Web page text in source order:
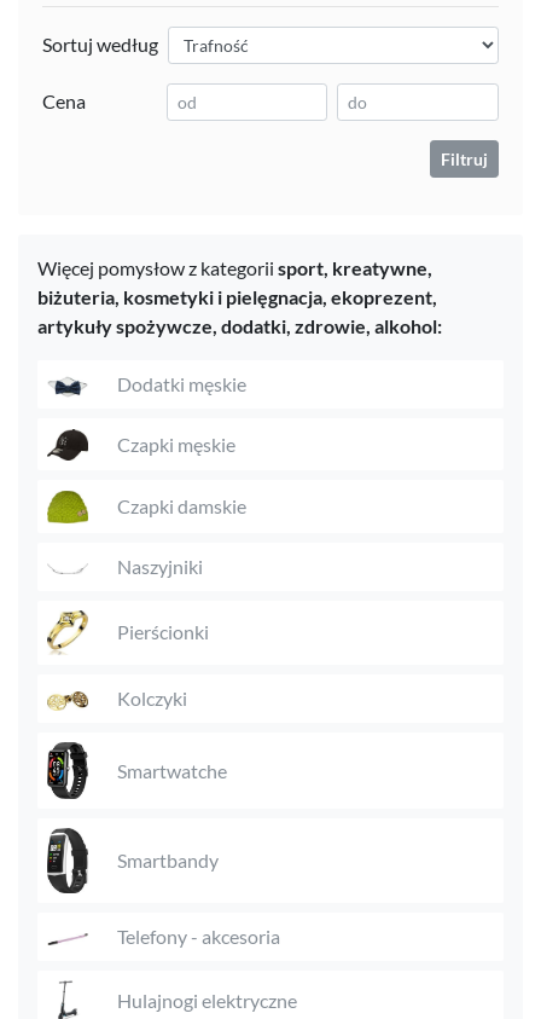
Sortuj według
Cena
Filtruj
Więcej pomysłow z kategorii sport, kreatywne,
biżuteria, kosmetyki i pielęgnacja, ekoprezent,
artykuły spożywcze, dodatki, zdrowie, alkohol:
Dodatki męskie
Czapki męskie
Czapki damskie
Naszyjniki
Pierścionki
Kolczyki
Smartwatche
Smartbandy
Telefony - akcesoria
Hulajnogi elektryczne